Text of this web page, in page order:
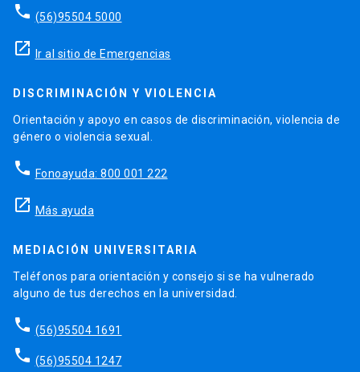
phone (56)95504 5000
launch Ir al sitio de Emergencias
DISCRIMINACIÓN Y VIOLENCIA
Orientación y apoyo en casos de discriminación, violencia de
género o violencia sexual.
phone Fonoayuda: 800 001 222
launch Más ayuda
MEDIACIÓN UNIVERSITARIA
Teléfonos para orientación y consejo si se ha vulnerado
alguno de tus derechos en la universidad.
phone (56)95504 1691
phone (56)95504 1247